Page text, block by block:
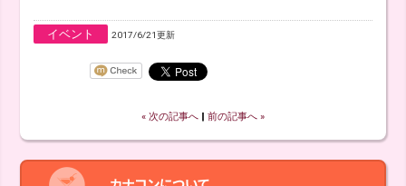
イベント 2017/6/21更新
« 次の記事へ ‖ 前の記事へ »